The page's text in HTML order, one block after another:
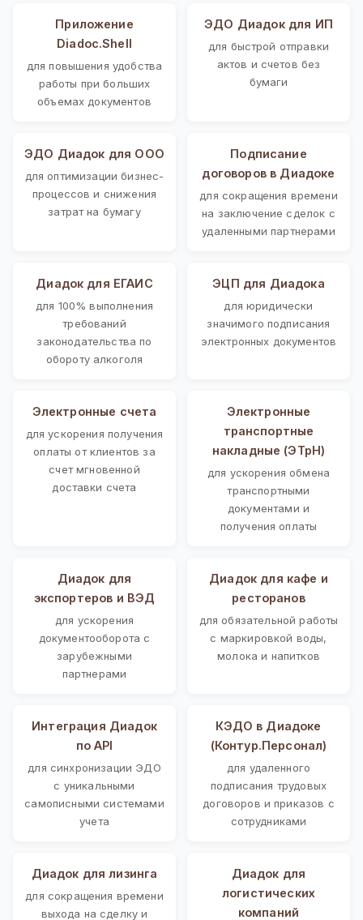
Приложение
Diadoc.Shell
для повышения удобства
работы при больших
объемах документов
ЭДО Диадок для ИП
для быстрой отправки
актов и счетов без
бумаги
ЭДО Диадок для ООО
для оптимизации бизнес-
процессов и снижения
затрат на бумагу
Подписание
договоров в Диадоке
для сокращения времени
на заключение сделок с
удаленными партнерами
Диадок для ЕГАИС
для 100% выполнения
требований
законодательства по
обороту алкоголя
ЭЦП для Диадока
для юридически
значимого подписания
электронных документов
Электронные счета
для ускорения получения
оплаты от клиентов за
счет мгновенной
доставки счета
Электронные
транспортные
накладные (ЭТрН)
для ускорения обмена
транспортными
документами и
получения оплаты
Диадок для
экспортеров и ВЭД
для ускорения
документооборота с
зарубежными
партнерами
Диадок для кафе и
ресторанов
для обязательной работы
с маркировкой воды,
молока и напитков
Интеграция Диадок
по API
для синхронизации ЭДО
с уникальными
самописными системами
учета
КЭДО в Диадоке
(Контур.Персонал)
для удаленного
подписания трудовых
договоров и приказов с
сотрудниками
Диадок для лизинга
для сокращения времени
выхода на сделку и
Диадок для
логистических
компаний